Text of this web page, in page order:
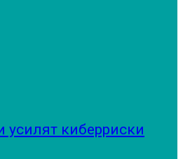
киберриски